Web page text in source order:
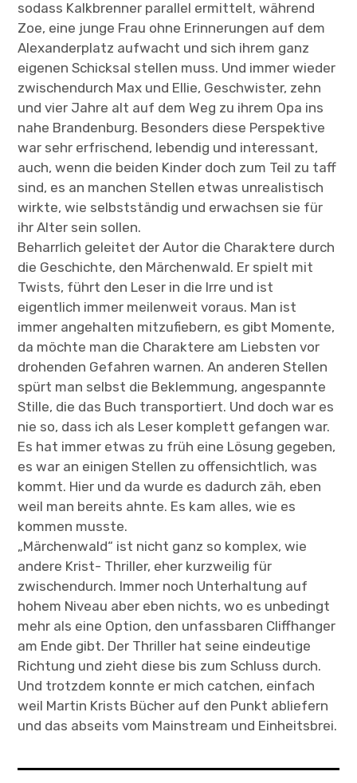
sodass Kalkbrenner parallel ermittelt, während
Zoe, eine junge Frau ohne Erinnerungen auf dem
Alexanderplatz aufwacht und sich ihrem ganz
eigenen Schicksal stellen muss. Und immer wieder
zwischendurch Max und Ellie, Geschwister, zehn
und vier Jahre alt auf dem Weg zu ihrem Opa ins
nahe Brandenburg. Besonders diese Perspektive
war sehr erfrischend, lebendig und interessant,
auch, wenn die beiden Kinder doch zum Teil zu taff
sind, es an manchen Stellen etwas unrealistisch
wirkte, wie selbstständig und erwachsen sie für
ihr Alter sein sollen.
Beharrlich geleitet der Autor die Charaktere durch
die Geschichte, den Märchenwald. Er spielt mit
Twists, führt den Leser in die Irre und ist
eigentlich immer meilenweit voraus. Man ist
immer angehalten mitzufiebern, es gibt Momente,
da möchte man die Charaktere am Liebsten vor
drohenden Gefahren warnen. An anderen Stellen
spürt man selbst die Beklemmung, angespannte
Stille, die das Buch transportiert. Und doch war es
nie so, dass ich als Leser komplett gefangen war.
Es hat immer etwas zu früh eine Lösung gegeben,
es war an einigen Stellen zu offensichtlich, was
kommt. Hier und da wurde es dadurch zäh, eben
weil man bereits ahnte. Es kam alles, wie es
kommen musste.
„Märchenwald“ ist nicht ganz so komplex, wie
andere Krist- Thriller, eher kurzweilig für
zwischendurch. Immer noch Unterhaltung auf
hohem Niveau aber eben nichts, wo es unbedingt
mehr als eine Option, den unfassbaren Cliffhanger
am Ende gibt. Der Thriller hat seine eindeutige
Richtung und zieht diese bis zum Schluss durch.
Und trotzdem konnte er mich catchen, einfach
weil Martin Krists Bücher auf den Punkt abliefern
und das abseits vom Mainstream und Einheitsbrei.